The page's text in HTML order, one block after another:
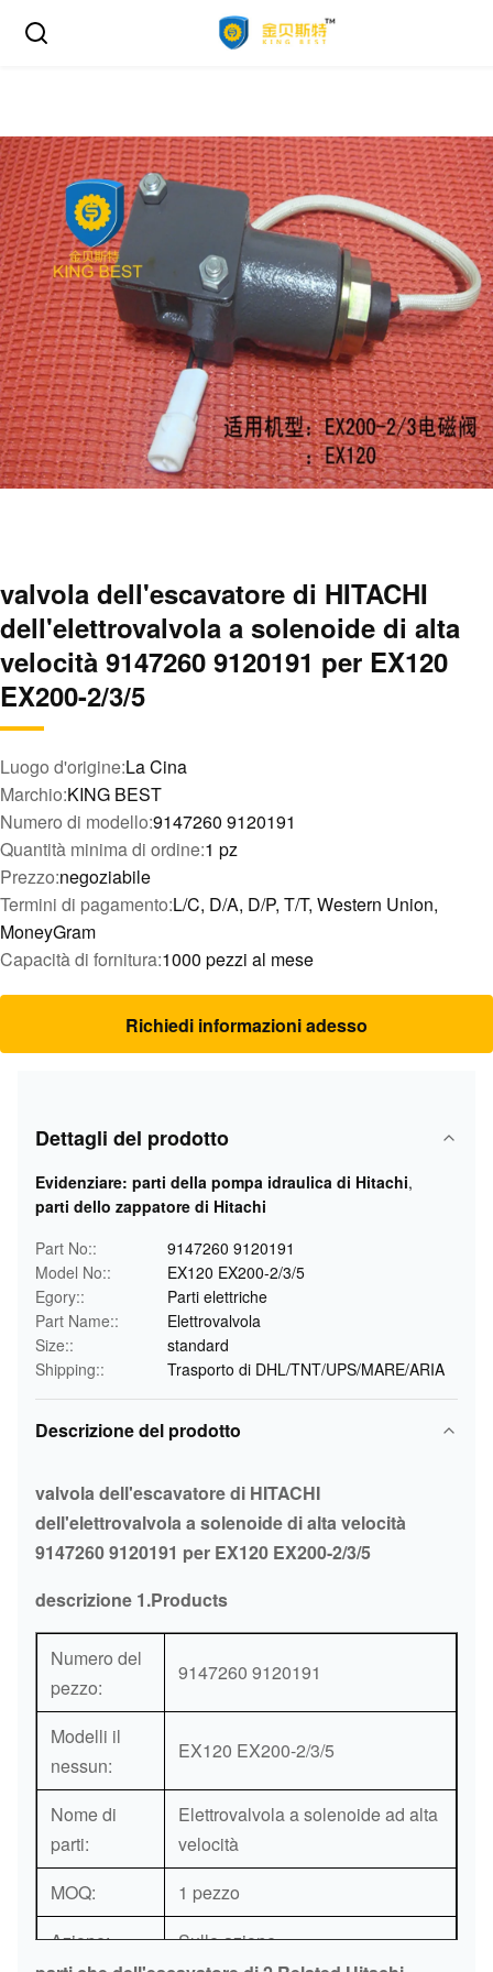
valvola dell'escavatore di HITACHI
dell'elettrovalvola a solenoide di alta
velocità 9147260 9120191 per EX120
EX200-2/3/5
Luogo d'origine:La Cina
Marchio:KING BEST
Numero di modello:9147260 9120191
Quantità minima di ordine:1 pz
Prezzo:negoziabile
Termini di pagamento:L/C, D/A, D/P, T/T, Western Union,
MoneyGram
Capacità di fornitura:1000 pezzi al mese
Richiedi informazioni adesso
Dettagli del prodotto
Evidenziare: parti della pompa idraulica di Hitachi,
parti dello zappatore di Hitachi
Part No::
9147260 9120191
Model No::
EX120 EX200-2/3/5
Egory::
Parti elettriche
Part Name::
Elettrovalvola
Size::
standard
Shipping::
Trasporto di DHL/TNT/UPS/MARE/ARIA
Descrizione del prodotto
valvola dell'escavatore di HITACHI
dell'elettrovalvola a solenoide di alta velocità
9147260 9120191 per EX120 EX200-2/3/5
descrizione 1.Products
Numero del
pezzo:
9147260 9120191
Modelli il
nessun:
EX120 EX200-2/3/5
Nome di
parti:
Elettrovalvola a solenoide ad alta
velocità
MOQ:
1 pezzo
Azione:
Sulle azione